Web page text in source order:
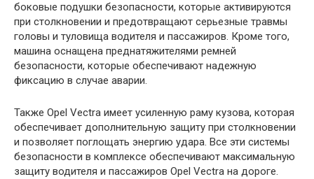
боковые подушки безопасности, которые активируются
при столкновении и предотвращают серьезные травмы
головы и туловища водителя и пассажиров. Кроме того,
машина оснащена преднатяжителями ремней
безопасности, которые обеспечивают надежную
фиксацию в случае аварии.
Также Opel Vectra имеет усиленную раму кузова, которая
обеспечивает дополнительную защиту при столкновении
и позволяет поглощать энергию удара. Все эти системы
безопасности в комплексе обеспечивают максимальную
защиту водителя и пассажиров Opel Vectra на дороге.